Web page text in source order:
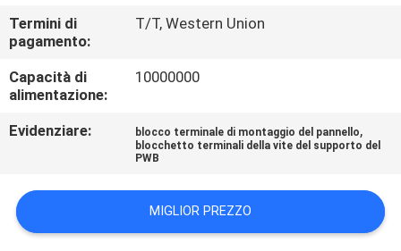
CONTATTICI
RICHIEDA
COMPANY
NEWS
Termini di
pagamento:
T/T, Western Union
Capacità di
alimentazione:
10000000
Evidenziare: blocco terminale di montaggio del pannello,
blocchetto terminali della vite del supporto del
PWB
MIGLIOR PREZZO